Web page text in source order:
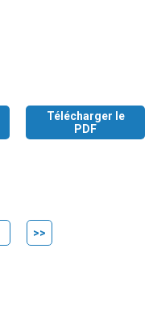
Télécharger le
PDF
>>